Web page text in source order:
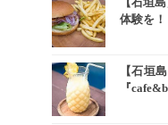
体験を
【石垣
『